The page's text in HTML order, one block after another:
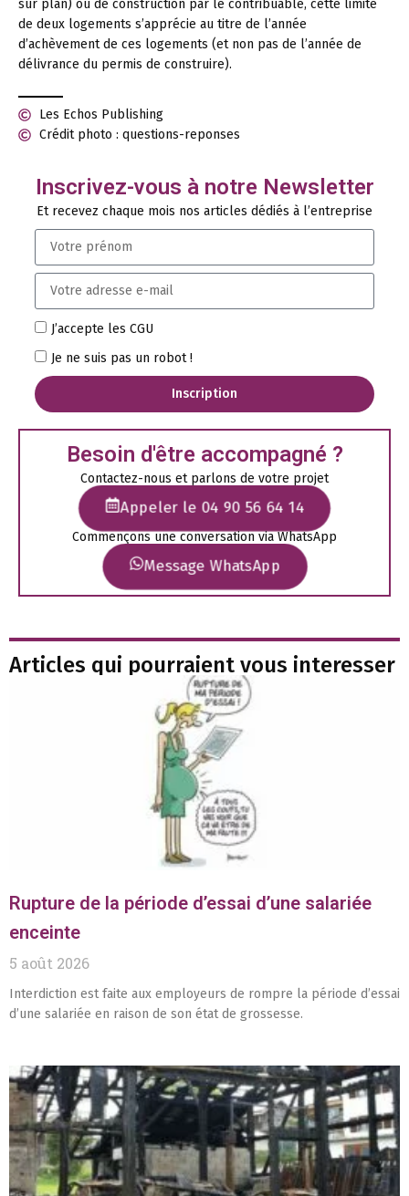
sur plan) ou de construction par le contribuable, cette limite
de deux logements s’apprécie au titre de l’année
d’achèvement de ces logements (et non pas de l’année de
délivrance du permis de construire).
Les Echos Publishing
Crédit photo : questions-reponses
Inscrivez-vous à notre Newsletter
Et recevez chaque mois nos articles dédiés à l’entreprise
J’accepte les CGU
Je ne suis pas un robot !
Inscription
Besoin d'être accompagné ?
Contactez-nous et parlons de votre projet
Appeler le 04 90 56 64 14
Commençons une conversation via WhatsApp
Message WhatsApp
Articles qui pourraient vous interesser
Rupture de la période d’essai d’une salariée
enceinte
5 août 2026
Interdiction est faite aux employeurs de rompre la période d’essai
d’une salariée en raison de son état de grossesse.